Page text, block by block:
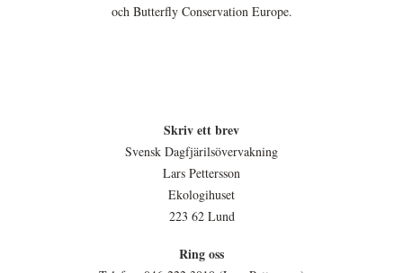
och Butterfly Conservation Europe.
Skriv ett brev
Svensk Dagfjärilsövervakning
Lars Pettersson
Ekologihuset
223 62 Lund
Ring oss